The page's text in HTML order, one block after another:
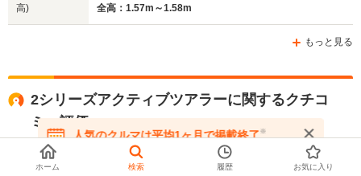
高)
全高：1.57m～1.58m
もっと見る
2シリーズアクティブツアラーに関するクチコ
ミ・評価
総合評価
人気のクルマは平均1ヶ月で掲載終了※
在庫が無くなる前にお問い合わせください
ホーム 検索 履歴 お気に入り